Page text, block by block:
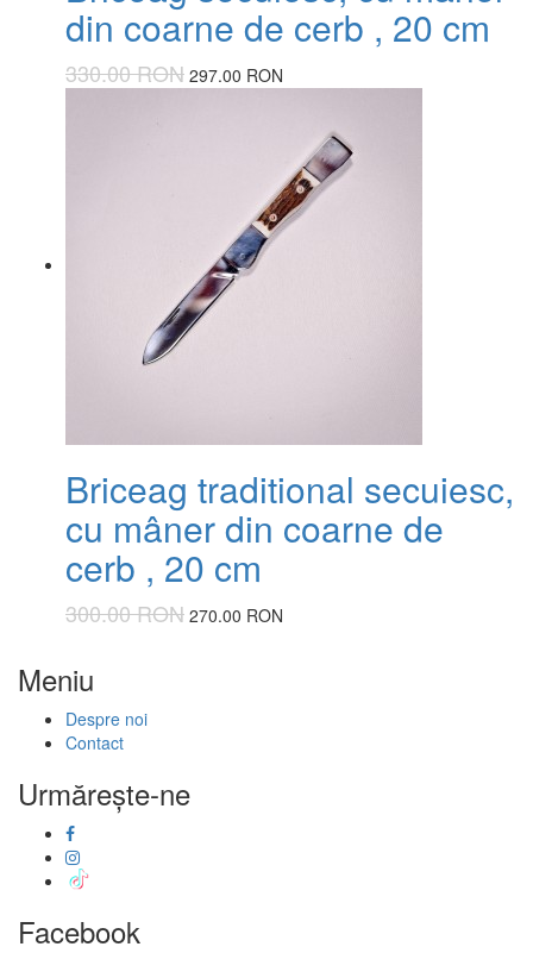
din coarne de cerb , 20 cm
330.00 RON 297.00 RON
Briceag traditional secuiesc,
cu mâner din coarne de
cerb , 20 cm
300.00 RON 270.00 RON
Meniu
Despre noi
Contact
Urmăreşte-ne
Facebook